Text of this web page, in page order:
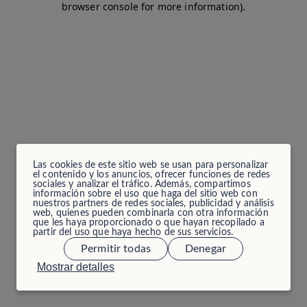
Las cookies de este sitio web se usan para personalizar
el contenido y los anuncios, ofrecer funciones de redes
sociales y analizar el tráfico. Además, compartimos
información sobre el uso que haga del sitio web con
nuestros partners de redes sociales, publicidad y análisis
web, quienes pueden combinarla con otra información
que les haya proporcionado o que hayan recopilado a
partir del uso que haya hecho de sus servicios.
Mostrar detalles
Permitir todas Denegar
browser console for more information).